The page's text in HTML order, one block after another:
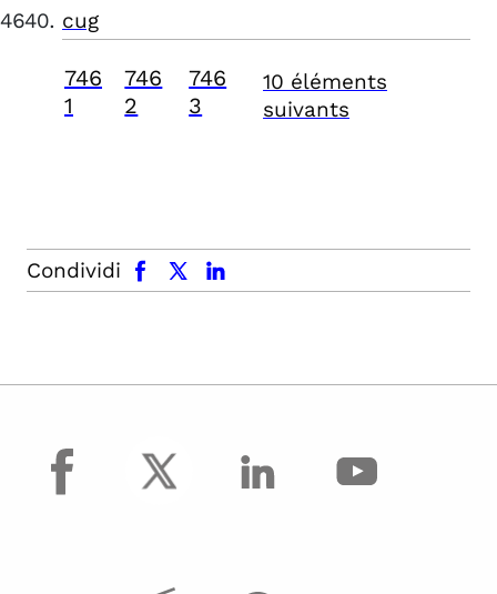
cug
746
1
746
2
746
3
10 éléments
suivants
Condividi
facebook x.com linkedin
facebook